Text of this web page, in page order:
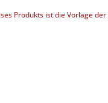
Produkts ist die Vorlage der